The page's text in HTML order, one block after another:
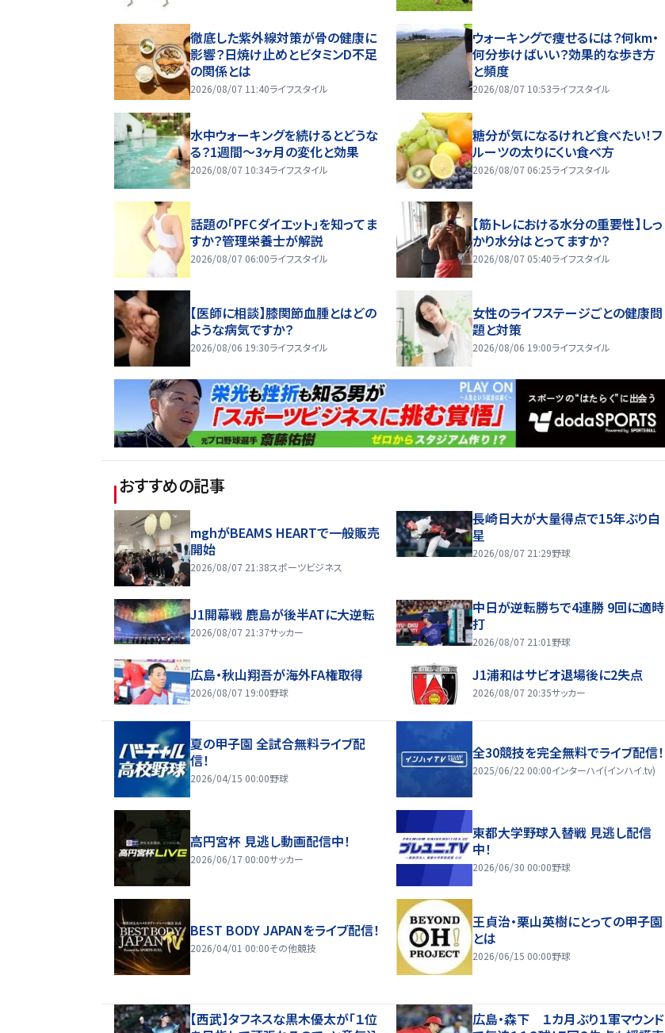
徹底した紫外線対策が骨の健康に
影響？日焼け止めとビタミンD不足
の関係とは
2026/08/07 11:40ライフスタイル
ウォーキングで痩せるには？何km・
何分歩けばいい？効果的な歩き方
と頻度
2026/08/07 10:53ライフスタイル
水中ウォーキングを続けるとどうな
る？1週間～3ヶ月の変化と効果
2026/08/07 10:34ライフスタイル
糖分が気になるけれど食べたい！フ
ルーツの太りにくい食べ方
2026/08/07 06:25ライフスタイル
話題の「PFCダイエット」を知ってま
すか？管理栄養士が解説
2026/08/07 06:00ライフスタイル
【筋トレにおける水分の重要性】しっ
かり水分はとってますか？
2026/08/07 05:40ライフスタイル
【医師に相談】膝関節血腫とはどの
ような病気ですか？
2026/08/06 19:30ライフスタイル
女性のライフステージごとの健康問
題と対策
2026/08/06 19:00ライフスタイル
おすすめの記事
mghがBEAMS HEARTで一般販売
開始
2026/08/07 21:38スポーツビジネス
長崎日大が大量得点で15年ぶり白
星
2026/08/07 21:29野球
J1開幕戦 鹿島が後半ATに大逆転
2026/08/07 21:37サッカー
中日が逆転勝ちで4連勝 9回に適時
打
2026/08/07 21:01 野球
広島・秋山翔吾が海外FA権取得
2026/08/07 19:00野球
J1浦和はサビオ退場後に2失点
2026/08/07 20:35サッカー
夏の甲子園 全試合無料ライブ配
信！
2026/04/15 00:00野球
全30競技を完全無料でライブ配信！
2025/06/22 00:00インターハイ(インハイ.tv)
高円宮杯 見逃し動画配信中！
2026/06/17 00:00サッカー
東都大学野球入替戦 見逃し配信
中！
2026/06/30 00:00野球
BEST BODY JAPANをライブ配信！
2026/04/01 00:00その他競技
王貞治・栗山英樹にとっての甲子園
とは
2026/06/15 00:00野球
【西武】タフネスな黒木優太が「１位
広島・森下 １カ月ぶり１軍マウンド